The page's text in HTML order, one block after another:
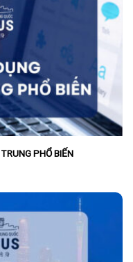
PHỔ BIẾN